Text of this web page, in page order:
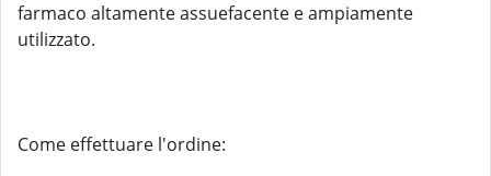
farmaco altamente assuefacente e ampiamente
utilizzato.
Come effettuare l'ordine: